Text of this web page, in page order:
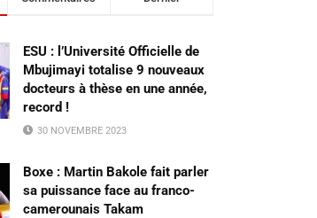
ESU : l’Université Officielle de
Mbujimayi totalise 9 nouveaux
docteurs à thèse en une année,
record !
30 NOVEMBRE 2023
Boxe : Martin Bakole fait parler
sa puissance face au franco-
camerounais Takam